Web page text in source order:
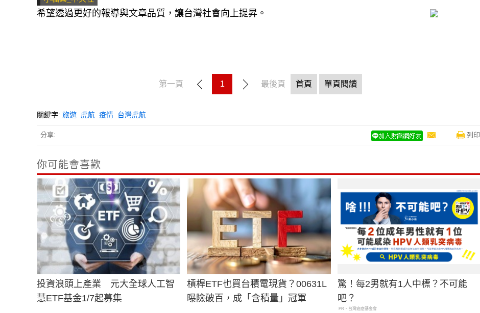
希望透過更好的報導與文章品質，讓台灣社會向上提昇。
第一頁 1 最後頁 首頁 單頁閱讀
關鍵字: 旅遊 虎航 疫情 台灣虎航
分享: 列印
你可能會喜歡
投資浪頭上產業 元大全球人工智
慧ETF基金1/7起募集
槓桿ETF也買台積電現貨？00631L
曝險破百，成「含積量」冠軍
驚！每2男就有1人中標？不可能
吧？
PR・台灣癌症基金會